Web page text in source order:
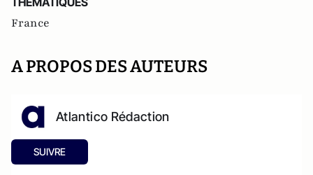
France
A PROPOS DES AUTEURS
Atlantico Rédaction
SUIVRE